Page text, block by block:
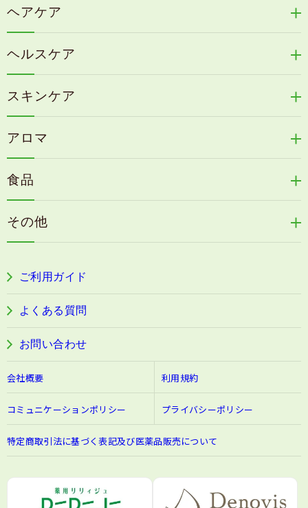
ヘアケア
冷感育毛エッセンス
リリィジュミスト
リリィジュサプリ
毛歓
ヘアケアその他
ヘルスケア
天の葉健康緑茶
カイアポシリーズ
速感伝統香醋
古家のにんにく
目の疲労感・首肩に感じる負担緩和サプリ
阿波晩茶
スキンケア
うる肌箋
フェミールホワイトNKB
アロマ
浦上式アロマシリーズ
色彩マスク
食品
その他
ご利用ガイド
よくある質問
お問い合わせ
会社概要 利用規約
コミュニケーションポリシー プライバシーポリシー
特定商取引法に基づく表記及び医薬品販売について